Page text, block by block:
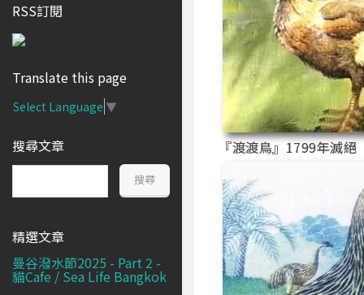
RSS訂閱
Translate this page
Select Language ▼
搜尋文章
精選文章
曼谷潑水節2025 - Part 2 -
貓Cafe / Sea Life Bangkok
『渡渡鳥』1799年滅絕